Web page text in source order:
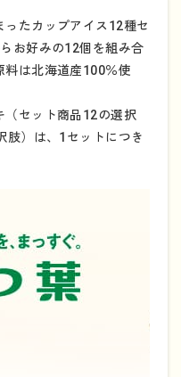
たカップアイス12種セ
お好みの12個を組み合
料は北海道産100％使
セット商品12の選択
肢）は、1セットにつき